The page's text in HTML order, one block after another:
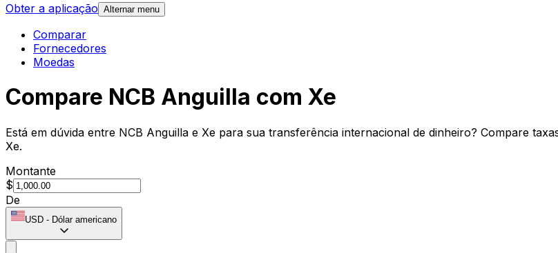
Obter a aplicação Alternar menu
Comparar
Fornecedores
Moedas
Compare NCB Anguilla com Xe
Está em dúvida entre NCB Anguilla e Xe para sua transferência internacional de dinheiro? Compare
Xe.
Montante
$
De
USD - Dólar americano